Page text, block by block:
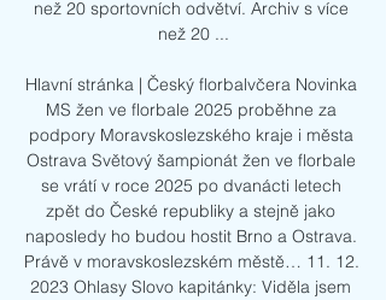
než 20 sportovních odvětví. Archiv s více
než 20 ...
Hlavní stránka | Český florbalvčera Novinka
MS žen ve florbale 2025 proběhne za
podpory Moravskoslezského kraje i města
Ostrava Světový šampionát žen ve florbale
se vrátí v roce 2025 po dvanácti letech
zpět do České republiky a stejně jako
naposledy ho budou hostit Brno a Ostrava.
Právě v moravskoslezském městě… 11. 12.
2023 Ohlasy Slovo kapitánky: Viděla jsem